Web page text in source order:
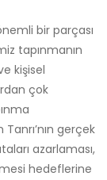
bir parçası
tapınmanın
kişisel
çok
gerçek
azarlaması,
hedeflerine